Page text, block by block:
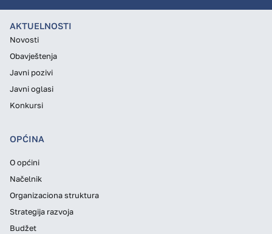
AKTUELNOSTI
Novosti
Obavještenja
Javni pozivi
Javni oglasi
Konkursi
OPĆINA
O općini
Načelnik
Organizaciona struktura
Strategija razvoja
Budžet